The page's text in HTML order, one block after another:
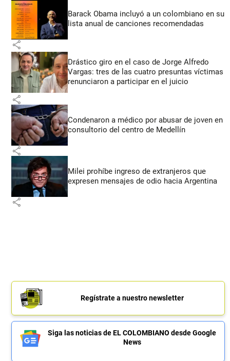
Barack Obama incluyó a un colombiano en su
lista anual de canciones recomendadas
share
Drástico giro en el caso de Jorge Alfredo
Vargas: tres de las cuatro presuntas víctimas
renunciaron a participar en el juicio
share
Condenaron a médico por abusar de joven en
consultorio del centro de Medellín
share
Milei prohíbe ingreso de extranjeros que
expresen mensajes de odio hacia Argentina
share
Regístrate a nuestro newsletter
Siga las noticias de EL COLOMBIANO desde Google
News